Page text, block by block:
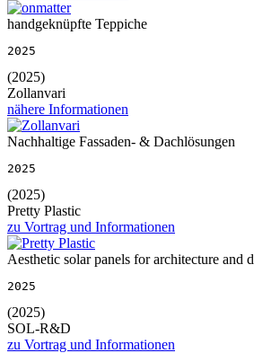
handgeknüpfte Teppiche
2025
(2025)
Zollanvari
nähere Informationen
Nachhaltige Fassaden- & Dachlösungen
2025
(2025)
Pretty Plastic
zu Vortrag und Informationen
Aesthetic solar panels for architecture and
2025
(2025)
SOL-R&D
zu Vortrag und Informationen